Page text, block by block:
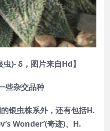
)- δ，图片来自Hd】
些杂交品种
银虫株系外，还有包括H.
Wonder’(奇迹)、H.